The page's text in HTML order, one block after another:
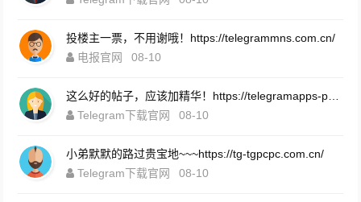
投楼主一票，不用谢哦！https://telegrammns.com.cn/
电报官网
08-10
Telegram下载官网
08-10
小弟默默的路过贵宝地~~~https://tg-tgpcpc.com.cn/
Telegram下载官网
08-10